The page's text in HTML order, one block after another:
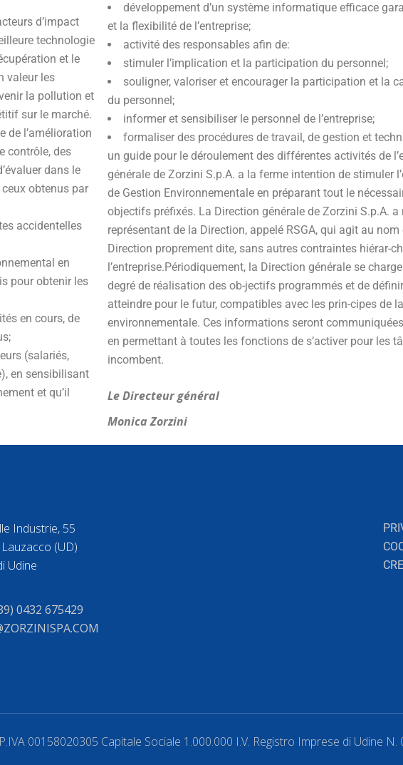
d’impact
technologie
et le
valeur les
la pollution et
sur le marché.
de l’amélioration
contrôle, des
dans le
obtenus par
accidentelles
en
pour obtenir les
en cours, de
(salariés,
en sensibilisant
et qu’il
développement d’un système informatique efficace
et la flexibilité de l’entreprise;
activité des responsables afin de:
stimuler l’implication et la participation du personnel;
souligner, valoriser et encourager la participation et la
du personnel;
informer et sensibiliser le personnel de l’entreprise;
formaliser des procédures de travail, de gestion et
un guide pour le déroulement des différentes activités de
générale de Zorzini S.p.A. a la ferme intention de stimuler
de Gestion Environnementale en préparant tout le
objectifs préfixés. La Direction générale de Zorzini S.p.A. a
représentant de la Direction, appelé RSGA, qui agit au
Direction proprement dite, sans autres contraintes hiérar-
l’entreprise.Périodiquement, la Direction générale se
degré de réalisation des ob-jectifs programmés et de
atteindre pour le futur, compatibles avec les prin-cipes de
environnementale. Ces informations seront
en permettant à toutes les fonctions de s’activer pour les
incombent.
Le Directeur général
Monica Zorzini
Industrie, 55
(UD)
Udine
0432 675429
00158020305 Capitale Sociale 1.000.000 I.V. Registro Imprese di Udine N.